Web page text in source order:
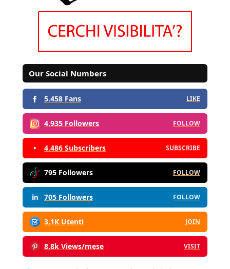
Our Social Numbers
5.458 Fans LIKE
4.935 Followers FOLLOW
4.486 Subscribers SUBSCRIBE
795 Followers FOLLOW
705 Followers FOLLOW
3,1K Utenti JOIN
8,8k Views/mese VISIT